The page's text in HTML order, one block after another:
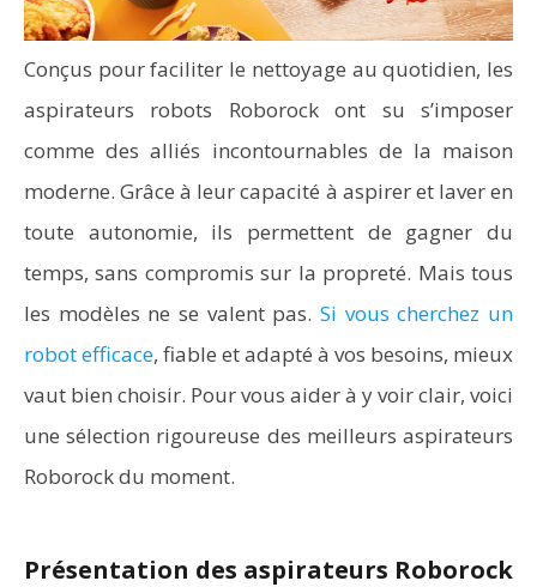
Conçus pour faciliter le nettoyage au quotidien, les
aspirateurs robots Roborock ont su s’imposer
comme des alliés incontournables de la maison
moderne. Grâce à leur capacité à aspirer et laver en
toute autonomie, ils permettent de gagner du
temps, sans compromis sur la propreté. Mais tous
les modèles ne se valent pas. Si vous cherchez un
robot efficace, fiable et adapté à vos besoins, mieux
vaut bien choisir. Pour vous aider à y voir clair, voici
une sélection rigoureuse des meilleurs aspirateurs
Roborock du moment.
Présentation des aspirateurs Roborock